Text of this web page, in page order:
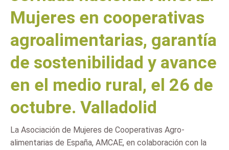
Mujeres en cooperativas
agroalimentarias, garantía
de sostenibilidad y avance
en el medio rural, el 26 de
octubre. Valladolid
La Asociación de Mujeres de Cooperativas Agro-
alimentarias de España, AMCAE, en colaboración con la